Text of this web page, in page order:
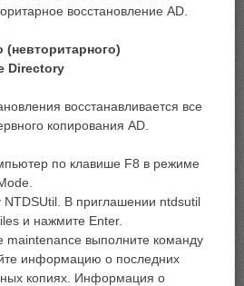
восстановление AD.
Directory
восстанавливается все
копирования AD.
по клавише F8 в режиме
NTDSUtil. В приглашении ntdsutil
и нажмите Enter.
maintenance выполните команду
информацию о последних
копиях. Информация о